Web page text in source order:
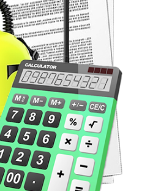
схему.
контактные поверхности
зоны.
когда проветривать, когда
и какие поверхности
сразу.
в комнате